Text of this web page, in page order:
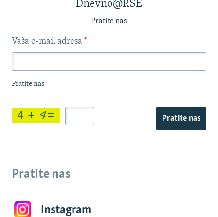
Dnevno@RSE
Pratite nas
Vaša e-mail adresa *
Pratite nas
Pratite nas
Pratite nas
Instagram